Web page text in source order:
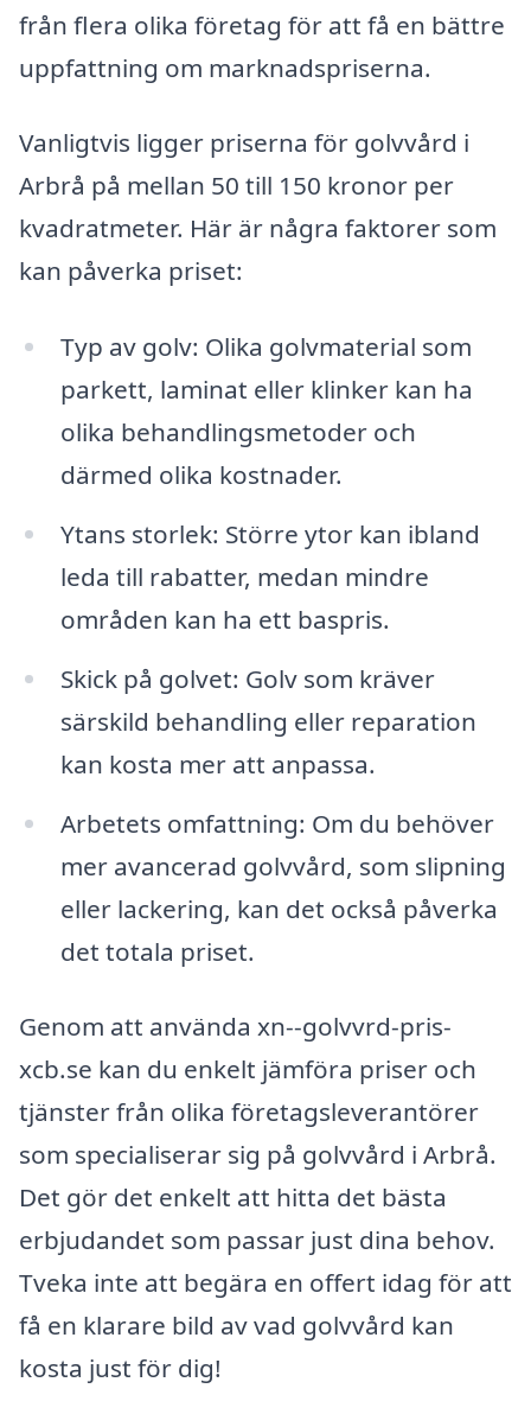
från flera olika företag för att få en bättre
uppfattning om marknadspriserna.
Vanligtvis ligger priserna för golvvård i
Arbrå på mellan 50 till 150 kronor per
kvadratmeter. Här är några faktorer som
kan påverka priset:
Typ av golv: Olika golvmaterial som
parkett, laminat eller klinker kan ha
olika behandlingsmetoder och
därmed olika kostnader.
Ytans storlek: Större ytor kan ibland
leda till rabatter, medan mindre
områden kan ha ett baspris.
Skick på golvet: Golv som kräver
särskild behandling eller reparation
kan kosta mer att anpassa.
Arbetets omfattning: Om du behöver
mer avancerad golvvård, som slipning
eller lackering, kan det också påverka
det totala priset.
Genom att använda xn--golvvrd-pris-
xcb.se kan du enkelt jämföra priser och
tjänster från olika företagsleverantörer
som specialiserar sig på golvvård i Arbrå.
Det gör det enkelt att hitta det bästa
erbjudandet som passar just dina behov.
Tveka inte att begära en offert idag för att
få en klarare bild av vad golvvård kan
kosta just för dig!